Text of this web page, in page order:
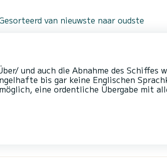
van nieuwste naar oudste
und auch die Abnahme des Schiffes
bis gar keine Englischen
eine ordentliche Übergabe mit